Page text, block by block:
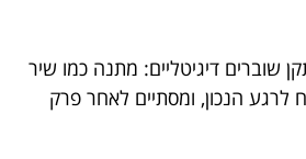
שוברים דיגיטליים: מתנה כמו שיר
לרגע הנכון, ומסתיים לאחר פרק